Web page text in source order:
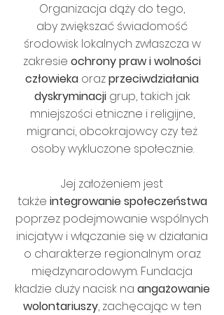
Organizacja dąży do tego,
aby zwiększać świadomość
środowisk lokalnych zwłaszcza w
zakresie ochrony praw i wolności
człowieka orazprzeciwdziałania
dyskryminacjigrup, takich jak
mniejszości etniczne i religijne,
migranci, obcokrajowcy czy też
osoby wykluczone społecznie.
Jej założeniem jest
także integrowanie społeczeństwa
poprzez podejmowanie wspólnych
inicjatyw i włączanie się w działania
o charakterze regionalnym oraz
międzynarodowym. Fundacja
kładzie duży nacisk na angażowanie
wolontariuszy, zachęcając w ten